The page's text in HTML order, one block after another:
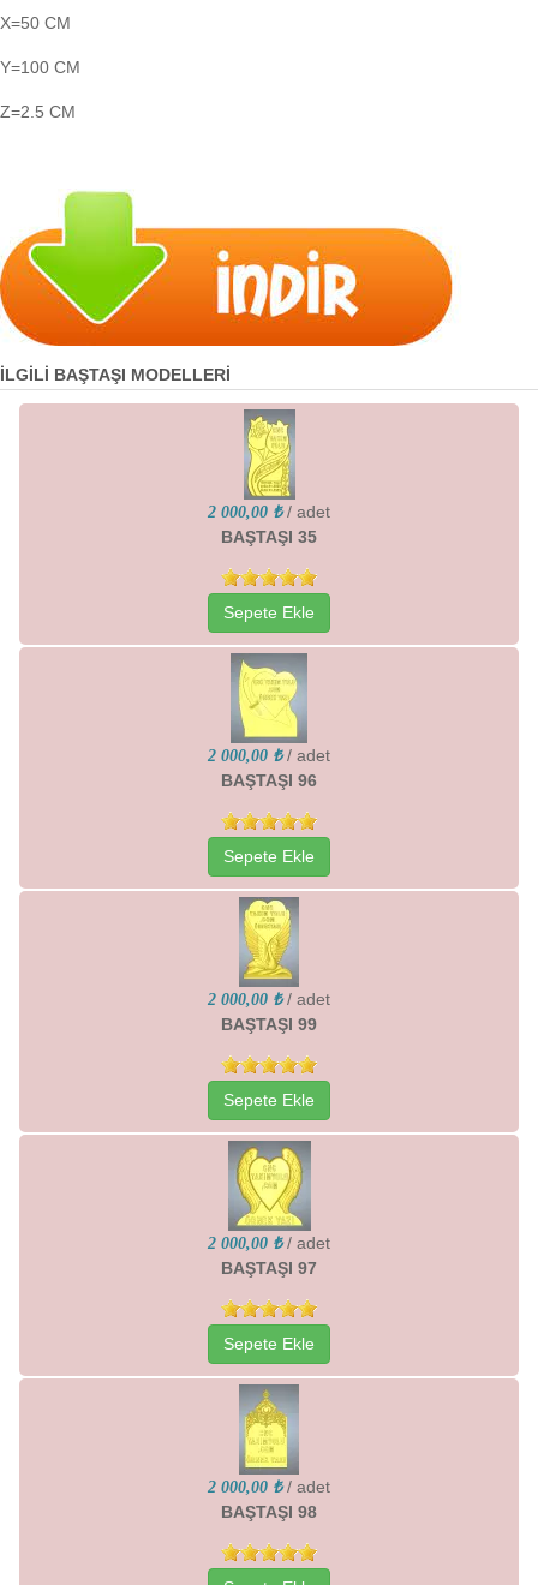
X=50 CM
Y=100 CM
Z=2.5 CM
İLGİLİ BAŞTAŞI MODELLERİ
2 000,00 ₺ / adet
BAŞTAŞI 35
Sepete Ekle
2 000,00 ₺ / adet
BAŞTAŞI 96
Sepete Ekle
2 000,00 ₺ / adet
BAŞTAŞI 99
Sepete Ekle
2 000,00 ₺ / adet
BAŞTAŞI 97
Sepete Ekle
2 000,00 ₺ / adet
BAŞTAŞI 98